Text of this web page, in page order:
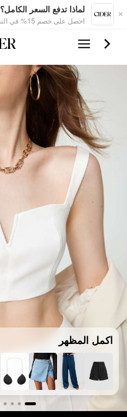
لماذا تدفع السعر الكامل؟
احصل على خصم 15% في التطبيق
اكمل المظهر